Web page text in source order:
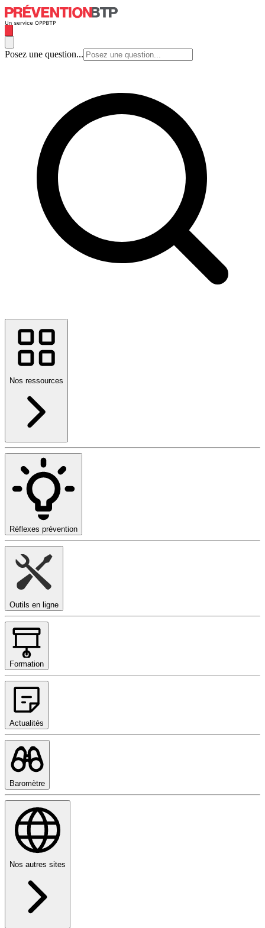
Posez une question...
Nos ressources
Réflexes prévention
Outils en ligne
Formation
Actualités
Baromètre
Nos autres sites